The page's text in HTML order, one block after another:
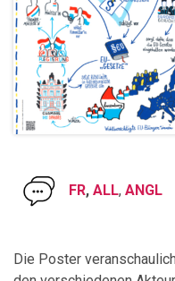
FR, ALL, ANGL
Die Poster